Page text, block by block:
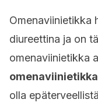
Omenaviinietikka
diureettina ja on
omenaviinietikka
olla